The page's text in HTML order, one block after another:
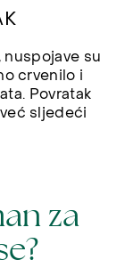
su
crvenilo i
Povratak
sljedeći
za